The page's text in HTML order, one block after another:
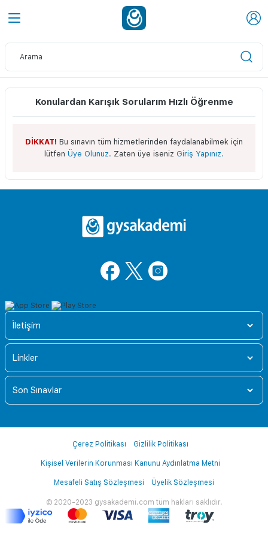
Konulardan Karışık Sorularım Hızlı Öğrenme
DİKKAT! Bu sınavın tüm hizmetlerinden faydalanabilmek için
lütfen Üye Olunuz. Zaten üye iseniz Giriş Yapınız.
İletişim
Linkler
Son Sınavlar
© 2020-2023 gysakademi.com tüm hakları saklıdır.
Çerez Politikası Gizlilik Politikası
Kişisel Verilerin Korunması Kanunu Aydınlatma Metni
Mesafeli Satış Sözleşmesi Üyelik Sözleşmesi